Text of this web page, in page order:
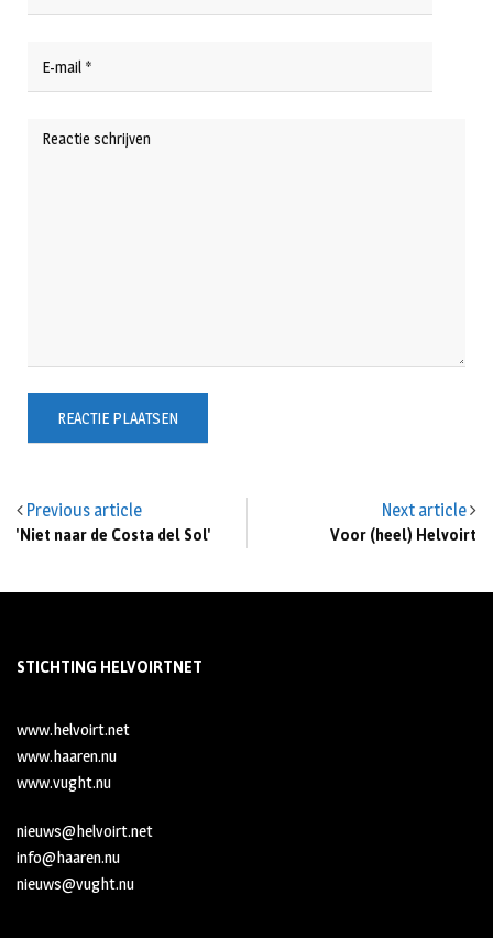
Previous article
'Niet naar de Costa del Sol'
Next article
Voor (heel) Helvoirt
STICHTING HELVOIRTNET
www.helvoirt.net
www.haaren.nu
www.vught.nu
nieuws@helvoirt.net
info@haaren.nu
nieuws@vught.nu